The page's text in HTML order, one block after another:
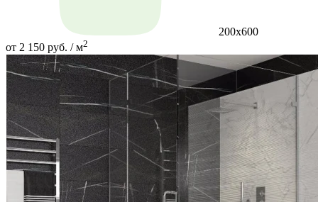
200х600
от 2 150 руб. / м2